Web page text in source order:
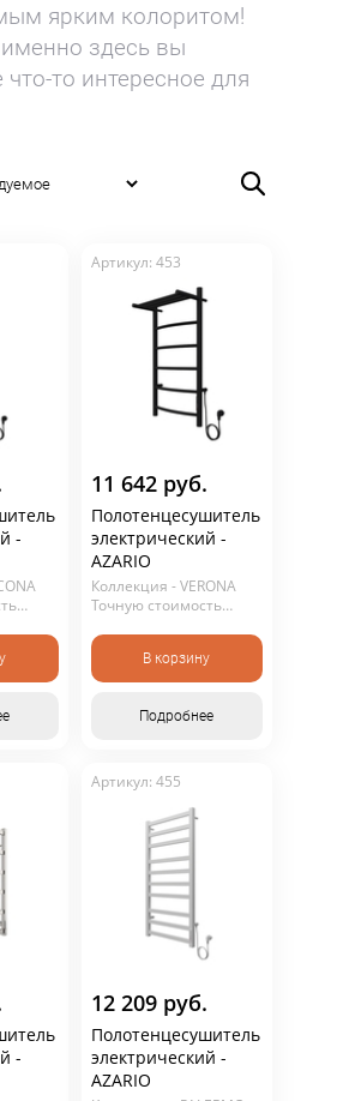
в
в разных
и закрепим скидку
сантехники от
до 10 лет
до 3-х мес.
по Орлу
полотенцесушители
ярким колоритом!
здесь вы
то интересное для
-
Артикул: 453
11 642 руб.
Полотенцесушитель
электрический -
AZARIO
Коллекция - VERONA
Точную стоимость
консультанта. Не
является публичной
офертой.
В корзину
Подробнее
-
Артикул: 455
12 209 руб.
Полотенцесушитель
электрический -
AZARIO